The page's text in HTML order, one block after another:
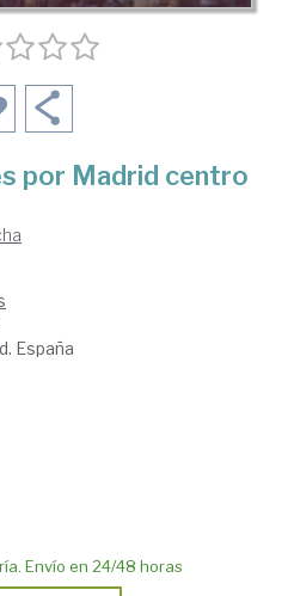
por Madrid centro
España
Envío en 24/48 horas